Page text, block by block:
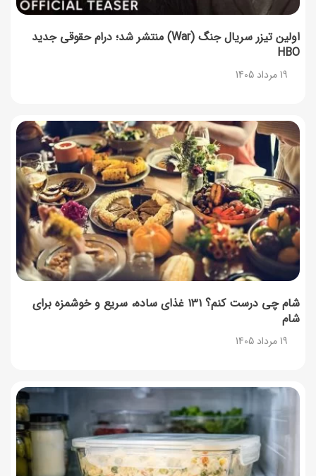
اولین تیزر سریال جنگ (War) منتشر شد؛ درام حقوقی جدید
HBO
19 مرداد 1405
شام چی درست کنم؟ ۱۳۱ غذای ساده، سریع و خوشمزه برای
شام
19 مرداد 1405